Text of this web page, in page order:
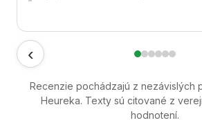
‹
Recenzie pochádzajú z nezávislých
Heureka. Texty sú citované z
hodnotení.